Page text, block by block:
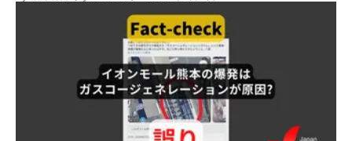
明です。イオンは8月5日、外部専門家らによる事故調査委員
会を設置すると発表しました。 検証対象 拡散した言説 2026
年8月2日、イオンモール熊本の爆発がテロによるものだと主
張する投稿がＸで拡散した。 検証する理由 8月5日現在、投
稿は600回以上リポストされ、表示は19万件を超える。 同様
の情報の拡散量を調べるため、「熊本」「イオンモール」
「爆発」「テロ」など複数のキーワードを組み合わせてソー
シャル分析ツールMeltwaterで調べると、総投稿数は8月5日